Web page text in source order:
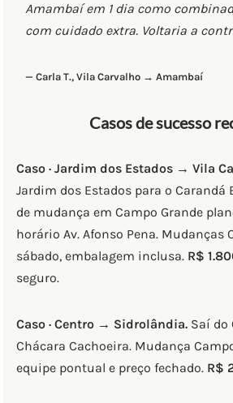
Amambaí em 1 dia como
com cuidado extra. Voltaria a
— Carla T., Vila Carvalho → Amambaí
Casos de sucesso
Caso · Jardim dos Estados → Vila
Jardim dos Estados para o Carandá
de mudança em Campo Grande
horário Av. Afonso Pena. Mudanças
sábado, embalagem inclusa. R$
seguro.
Caso · Centro → Sidrolândia. Saí do
Chácara Cachoeira. Mudança
equipe pontual e preço fechado. R$